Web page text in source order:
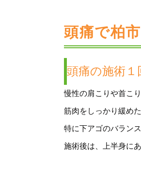
頭痛で柏
頭痛の施術１
慢性の肩こりや首こ
筋肉をしっかり緩め
特に下アゴのバラン
施術後は、上半身に